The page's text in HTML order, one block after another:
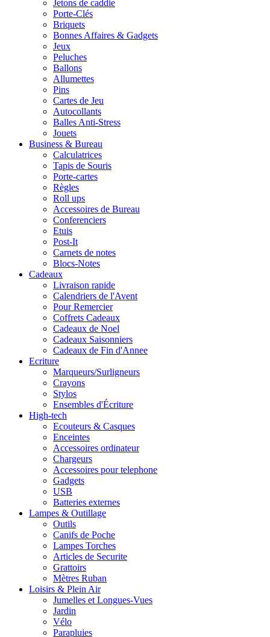
Jetons de caddie
Porte-Clés
Briquets
Bonnes Affaires & Gadgets
Jeux
Peluches
Ballons
Allumettes
Pins
Cartes de Jeu
Autocollants
Balles Anti-Stress
Jouets
Business & Bureau
Calculatrices
Tapis de Souris
Porte-cartes
Règles
Roll ups
Accessoires de Bureau
Conferenciers
Etuis
Post-It
Carnets de notes
Blocs-Notes
Cadeaux
Livraison rapide
Calendriers de l'Avent
Pour Remercier
Coffrets Cadeaux
Cadeaux de Noel
Cadeaux Saisonniers
Cadeaux de Fin d'Annee
Ecriture
Marqueurs/Surligneurs
Crayons
Stylos
Ensembles d'Écriture
High-tech
Ecouteurs & Casques
Enceintes
Accessoires ordinateur
Chargeurs
Accessoires pour telephone
Gadgets
USB
Batteries externes
Lampes & Outillage
Outils
Canifs de Poche
Lampes Torches
Articles de Securite
Grattoirs
Mètres Ruban
Loisirs & Plein Air
Jumelles et Longues-Vues
Jardin
Vélo
Parapluies